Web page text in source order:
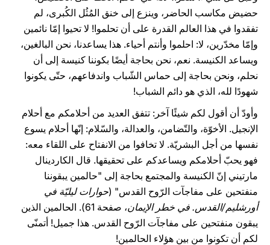
حضيض مكاسب الحاضر، وينزع إلى خنق المُثُل الكُبرى، لم
تفقدوا في هذا العالم القدرة على أن تحلموا! لا تحيوا إمّا نائمين
وإمّا مخدّرين، لا: احلموا وأنتم أحياء. هذا يساعدنا، نحن البالغين،
ويساعد الكنيسة. نعم، نحن بحاجة أيضًا بكوننا كنيسة إلى أن
نحلم، ونحن بحاجة إلى حماس الشّباب واندفاعهم، حتّى يكونوا
شهودًا لله، الذي هو دائم الشباب!
وأودّ أن أقول لكم شيئًا آخر: تتفق العديد من أحلامكم مع أحلام
الإنجيل. الأخوّة، والتّضامن، والعدالة، والسّلام: إنّها أحلام يسوع
نفسها من أجل البشريّة. لا تخافوا من الانفتاح على اللقاء معه:
فهو يحبّ أحلامكم ويساعدكم على تحقيقها. قال الكاردينال
مارتيني إنّ الكنيسة والمجتمع بحاجة إلى "حالمين يبقوننا
منفتحين على مفاجآت الرّوح القدس" (حوارات ليليّة في
أورشليم/القدس. في خطر الإيمان
، صفحة 61). الحالمين الذين
يبقون منفتحين على مفاجآت الرّوح القدس. هذا جميل! أتمنّى
لكم أن تكونوا من بين هؤلاء الحالمين!